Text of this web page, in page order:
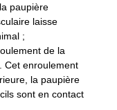
paupière
laisse
;
de la
Cet enroulement
la paupière
sont en contact